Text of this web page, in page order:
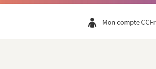
Mon compte CCFr